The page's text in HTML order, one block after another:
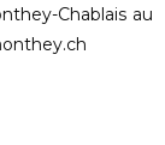
Chablais au